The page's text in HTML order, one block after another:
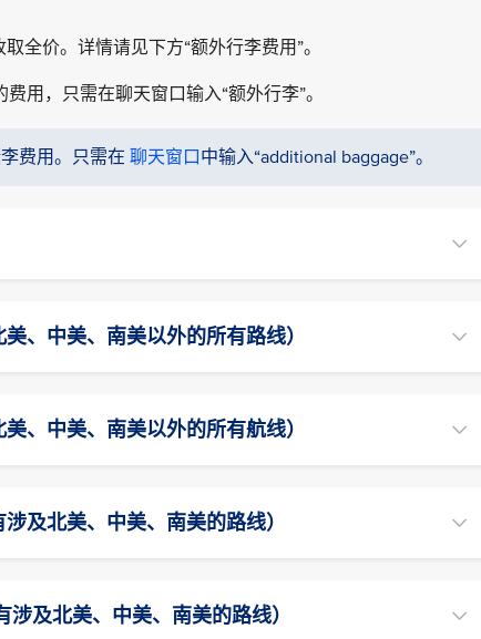
全价。详情请见下方“额外行李费用”。
用，只需在聊天窗口输入“额外行李”。
费用。只需在 聊天窗口 中输入“additional baggage”。
、中美、南美以外的所有路线）
、中美、南美以外的所有航线）
及北美、中美、南美的路线）
及北美、中美、南美的路线）